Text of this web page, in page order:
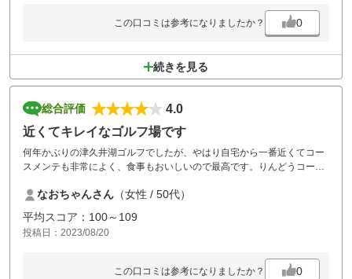
この口コミは参考になりましたか？ 0
続きを見る
総合評価
4.0
近くてキレイなゴルフ場です
何年かぶりの津久井湖ゴルフでしたが、やはり自宅から一番近くてコー
スメンテも非常によく、食事もおいしいので最高です。りんどうコース
りましたが、白百合コースはトリッキーなので難しかったです。今回は
夏休みの平日に行くことができたので、割安で回れましたが、土日とな
ると予約も取りづらく金額も高くなってしまうので、なかなか連続して
行くことができませんが、また機会があれば行きたいです。現役を引退
なおちゃんさん （女性 / 50代）
平均スコア：100～109
投稿日：2023/08/20
この口コミは参考になりましたか？ 0